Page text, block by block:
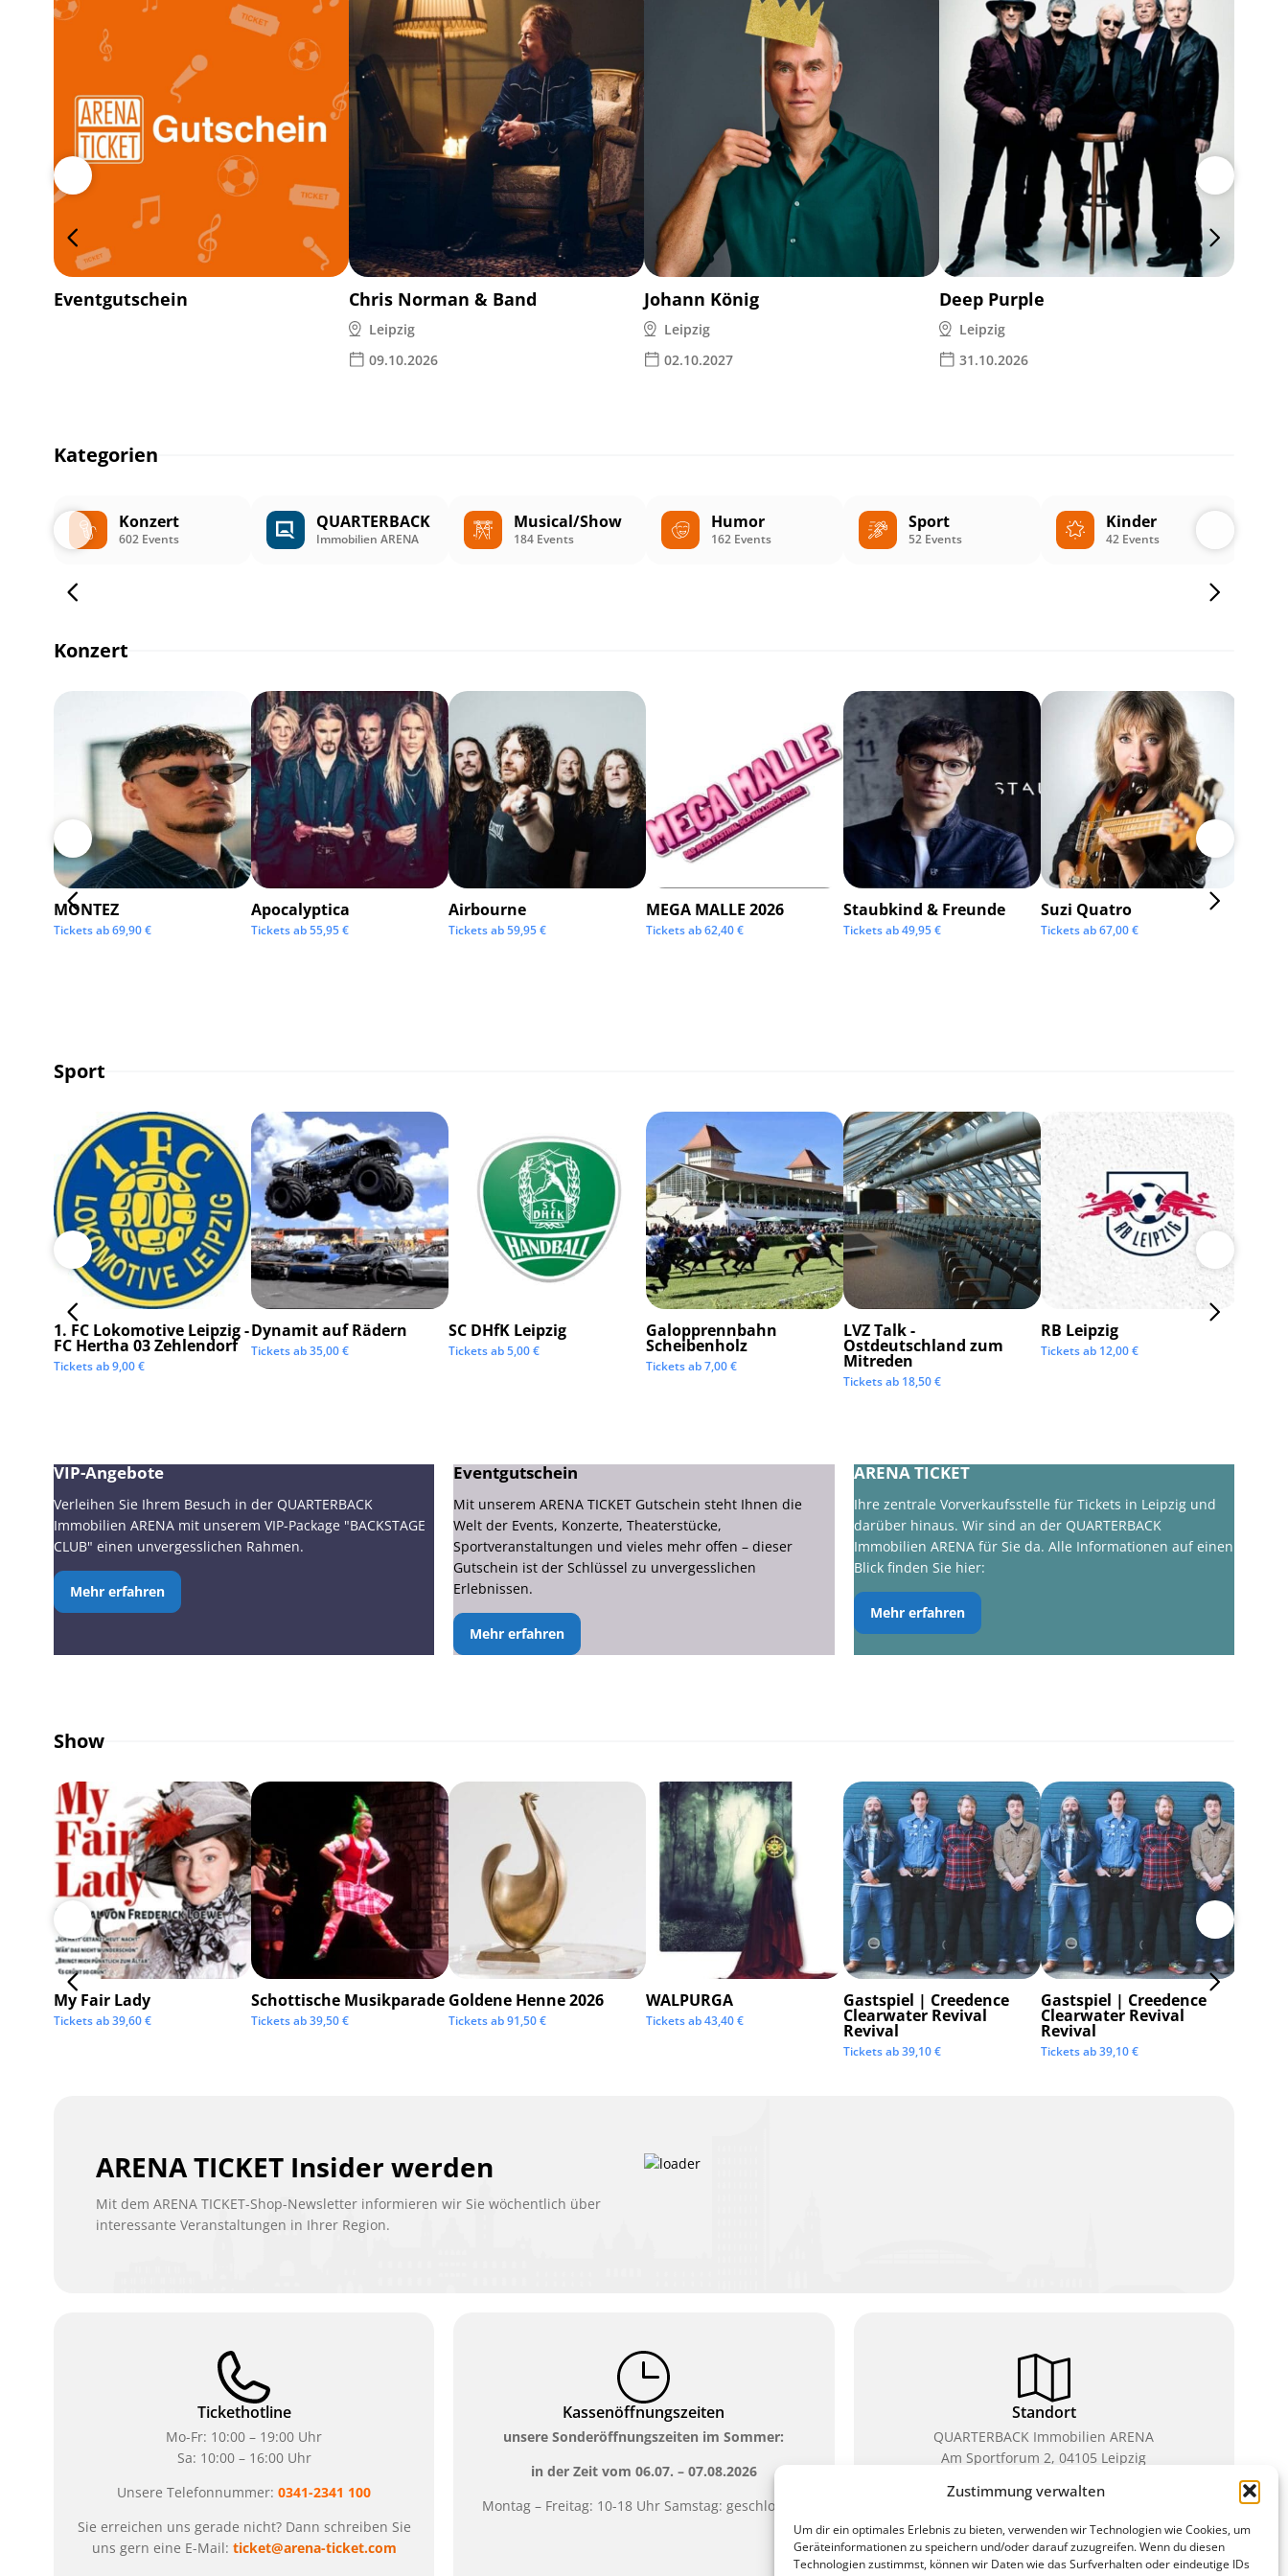
Zustimmung verwalten
Um dir ein optimales Erlebnis zu bieten, verwenden wir Technologien wie Cookies, um
Geräteinformationen zu speichern und/oder darauf zuzugreifen. Wenn du diesen
Technologien zustimmst, können wir Daten wie das Surfverhalten oder eindeutige IDs
Eventgutschein Chris Norman & Band
Leipzig
09.10.2026
Johann König
Leipzig
02.10.2027
Deep Purple
Leipzig
31.10.2026
Kategorien
Konzert
602 Events
QUARTERBACK
Immobilien ARENA
Musical/Show
184 Events
Humor
162 Events
Sport
52 Events
Kinder
42 Events
Konzert
MONTEZ
Tickets ab69,90€
Apocalyptica
Tickets ab55,95€
Airbourne
Tickets ab59,95€
MEGA MALLE 2026
Tickets ab62,40€
Staubkind & Freunde
Tickets ab49,95€
Suzi Quatro
Tickets ab67,00€
Sport
1. FC Lokomotive Leipzig -
FC Hertha 03 Zehlendorf
Tickets ab9,00€
Dynamit auf Rädern
Tickets ab35,00€
SC DHfK Leipzig
Tickets ab5,00€
Galopprennbahn
Scheibenholz
Tickets ab7,00€
LVZ Talk -
Ostdeutschland zum
Mitreden
Tickets ab 18,50€
RB Leipzig
Tickets ab 12,00€
VIP-Angebote
Verleihen Sie Ihrem Besuch in der QUARTERBACK
Immobilien ARENA mit unserem VIP-Package "BACKSTAGE
CLUB" einen unvergesslichen Rahmen.
Mehr erfahren
Eventgutschein
Mit unserem ARENA TICKET Gutschein steht Ihnen die
Welt der Events, Konzerte, Theaterstücke,
Sportveranstaltungen und vieles mehr offen – dieser
Gutschein ist der Schlüssel zu unvergesslichen
Erlebnissen.
Mehr erfahren
ARENA TICKET
Ihre zentrale Vorverkaufsstelle für Tickets in Leipzig und
darüber hinaus. Wir sind an der QUARTERBACK
Immobilien ARENA für Sie da. Alle Informationen auf einen
Blick finden Sie hier:
Mehr erfahren
Show
My Fair Lady
Tickets ab39,60€
Schottische Musikparade
Tickets ab39,50€
Goldene Henne 2026
Tickets ab91,50€
WALPURGA
Tickets ab43,40€
Gastspiel | Creedence
Clearwater Revival
Revival
Tickets ab39,10€
Gastspiel | Creedence
Clearwater Revival
Revival
Tickets ab39,10€
ARENA TICKET Insider werden
Mit dem ARENA TICKET-Shop-Newsletter informieren wir Sie wöchentlich über
interessante Veranstaltungen in Ihrer Region.
Tickethotline
Mo-Fr: 10:00 – 19:00 Uhr
Sa: 10:00 – 16:00 Uhr
Unsere Telefonnummer:0341-2341 100
Sie erreichen uns gerade nicht? Dann schreiben Sie
uns gern eine E-Mail: ticket@arena-ticket.com
Kassenöffnungszeiten
unsere Sonderöffnungszeiten im Sommer:
in der Zeit vom 06.07. – 07.08.2026
Montag – Freitag: 10-18 Uhr Samstag: geschlossen
Standort
QUARTERBACK Immobilien ARENA
Am Sportforum 2, 04105 Leipzig
Sie erreichen uns mit dem Öffentlichen Nahverkehr:
Waldplatz/Arena. Kostenfreies Parken ist während
des Ticketkaufs möglich.